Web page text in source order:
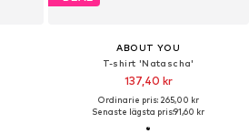
ABOUT YOU
T-shirt 'Natascha'
137,40 kr
Ordinarie pris: 265,00 kr
Senaste lägsta pris:91,60 kr